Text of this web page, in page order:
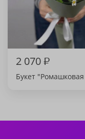
2 070₽
Букет